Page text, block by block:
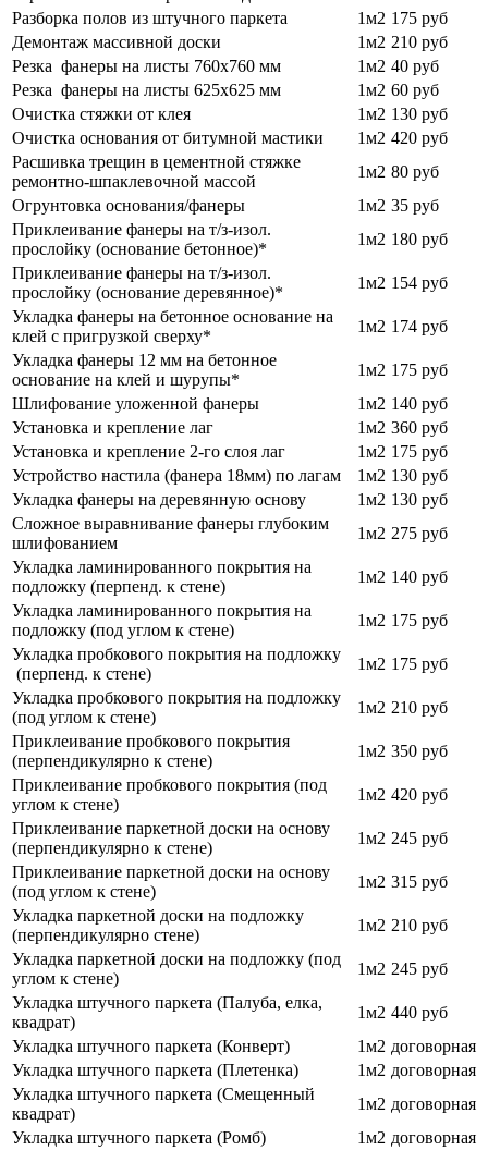
Разборка полов из штучного паркета
1м2 175 руб
Демонтаж массивной доски
1м2 210 руб
Резка фанеры на листы 760х760 мм
1м2 40 руб
Резка фанеры на листы 625х625 мм
1м2 60 руб
Очистка стяжки от клея
1м2 130 руб
Очистка основания от битумной мастики
1м2 420 руб
Расшивка трещин в цементной стяжке
ремонтно-шпаклевочной массой
1м2 80 руб
Огрунтовка основания/фанеры
1м2 35 руб
Приклеивание фанеры на т/з-изол.
прослойку (основание бетонное)*
1м2 180 руб
Приклеивание фанеры на т/з-изол.
прослойку (основание деревянное)*
1м2 154 руб
Укладка фанеры на бетонное основание на
клей с пригрузкой сверху*
1м2 174 руб
Укладка фанеры 12 мм на бетонное
основание на клей и шурупы*
1м2 175 руб
Шлифование уложенной фанеры
1м2 140 руб
Установка и крепление лаг
1м2 360 руб
Установка и крепление 2-го слоя лаг
1м2 175 руб
Устройство настила (фанера 18мм) по лагам
1м2 130 руб
Укладка фанеры на деревянную основу
1м2 130 руб
Сложное выравнивание фанеры глубоким
шлифованием
1м2 275 руб
Укладка ламинированного покрытия на
подложку (перпенд. к стене)
1м2 140 руб
Укладка ламинированного покрытия на
подложку (под углом к стене)
1м2 175 руб
Укладка пробкового покрытия на подложку
(перпенд. к стене)
1м2 175 руб
Укладка пробкового покрытия на подложку
(под углом к стене)
1м2 210 руб
Приклеивание пробкового покрытия
(перпендикулярно к стене)
1м2 350 руб
Приклеивание пробкового покрытия (под
углом к стене)
1м2 420 руб
Приклеивание паркетной доски на основу
(перпендикулярно к стене)
1м2 245 руб
Приклеивание паркетной доски на основу
(под углом к стене)
1м2 315 руб
Укладка паркетной доски на подложку
(перпендикулярно стене)
1м2 210 руб
Укладка паркетной доски на подложку (под
углом к стене)
1м2 245 руб
Укладка штучного паркета (Палуба, елка,
квадрат)
1м2 440 руб
Укладка штучного паркета (Конверт)
1м2 договорная
Укладка штучного паркета (Плетенка)
1м2 договорная
Укладка штучного паркета (Смещенный
квадрат)
1м2 договорная
Укладка штучного паркета (Ромб)
1м2 договорная